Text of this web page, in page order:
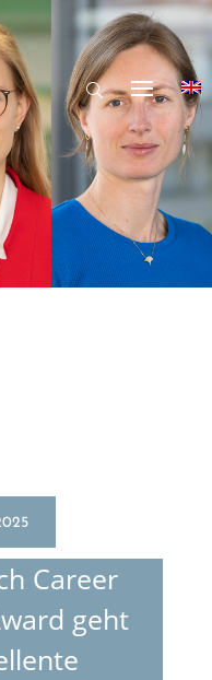
Career
geht